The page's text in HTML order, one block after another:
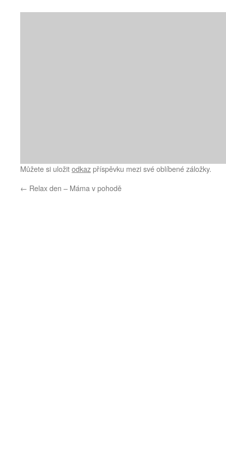
Můžete si uložitodkazpříspěvku mezi své oblíbené záložky.
← Relax den – Máma v pohodě